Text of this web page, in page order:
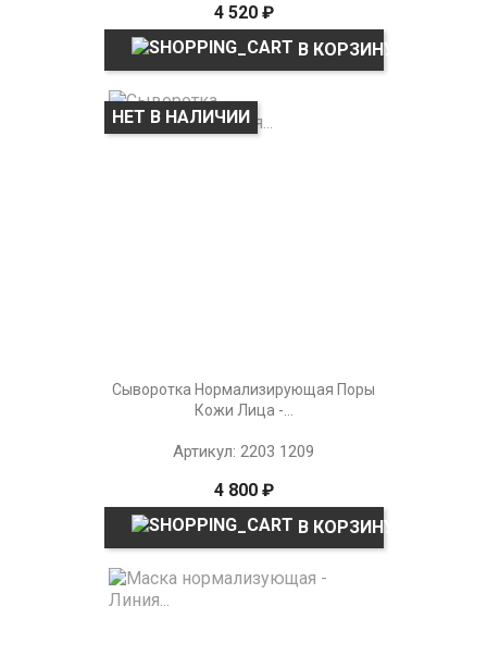
4 520 ₽
В КОРЗИНУ
Сыворотка Нормализирующая Поры
Кожи Лица -...
Артикул: 2203 1209
4 800 ₽
В КОРЗИНУ
НЕТ В НАЛИЧИИ